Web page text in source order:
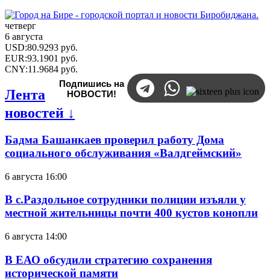
четверг
6 августа
USD:80.9293 руб.
EUR:93.1901 руб.
CNY:11.9684 руб.
Подпишись на
НОВОСТИ!
Лента
новостей ↓
Бадма Башанкаев проверил работу Дома
социального обслуживания «Валдгеймский»
6 августа 16:00
В с.Раздольное сотрудники полиции изъяли у
местной жительницы почти 400 кустов конопли
6 августа 14:00
В ЕАО обсудили стратегию сохранения
исторической памяти